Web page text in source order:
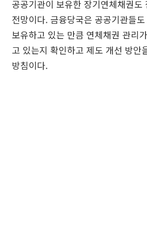
공공기관이 보유한 장기연체채권도
전망이다. 금융당국은 공공기관들
보유하고 있는 만큼 연체채권 관리
고 있는지 확인하고 제도 개선 방안
방침이다.